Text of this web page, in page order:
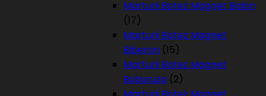
Marturii Botez Magnet Balon
(17)
Marturii Botez Magnet
Biberon (15)
Marturii Botez Magnet
Buburuza (2)